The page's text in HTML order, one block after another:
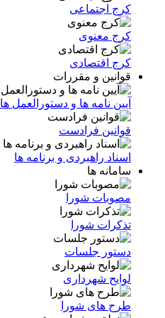
کرج اجتماعی
کرج معنوی
کرج اقتصادی
قوانین و مقررات
آیین نامه ها و دستورالعمل ها
قوانین فرادست
اسناد راهبردی و برنامه ها
سامانه ها
مصوبات شورا
تذکرات شورا
دستور جلسات
لوایح شهرداری
طرح های شورا